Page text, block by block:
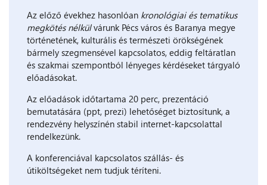
Az előző évekhez hasonlóan kronológiai és tematikus
megkötés nélkülvárunk Pécs város és Baranya megye
történetének, kulturális és természeti örökségének
bármely szegmensével kapcsolatos, eddig feltáratlan
és szakmai szempontból lényeges kérdéseket tárgyaló
előadásokat.
Az előadások időtartama 20 perc, prezentáció
bemutatására (ppt, prezi) lehetőséget biztosítunk, a
rendezvény helyszínén stabil internet-kapcsolattal
rendelkezünk.
A konferenciával kapcsolatos szállás- és
útiköltségeket nem tudjuk téríteni.